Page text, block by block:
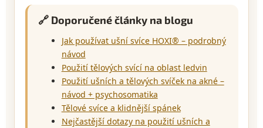
🔗 Doporučené články na blogu
Jak používat ušní svíce HOXI® – podrobný
návod
Použití tělových svící na oblast ledvin
Použití ušních a tělových svíček na akné –
návod + psychosomatika
Tělové svíce a klidnější spánek
Nejčastější dotazy na použití ušních a